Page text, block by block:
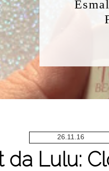
26.11.16
da Lulu: